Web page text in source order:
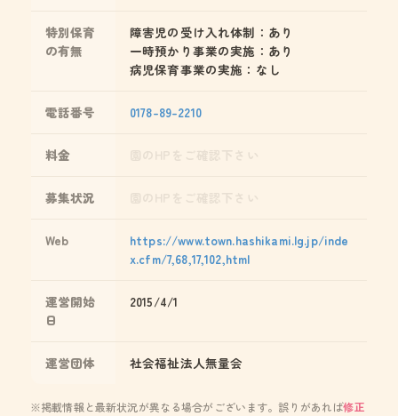
特別保育
の有無
障害児の受け入れ体制：あり
一時預かり事業の実施：あり
病児保育事業の実施：なし
電話番号 0178-89-2210
料金
募集状況
Web
https://www.town.hashikami.lg.jp/inde
x.cfm/7,68,17,102,html
運営開始
日
2015/4/1
運営団体 社会福祉法人無量会
※掲載情報と最新状況が異なる場合がございます。誤りがあれば修正